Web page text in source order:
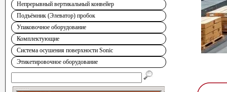
Непрерывный вертикальный конвейер
Подъёмник (Элеватор) пробок
Упаковочное оборудование
Комплектующие
Система осушения поверхности Sonic
Этикетировочное оборудование